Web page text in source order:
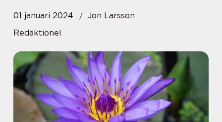
01 januari 2024
Jon Larsson
Redaktionel